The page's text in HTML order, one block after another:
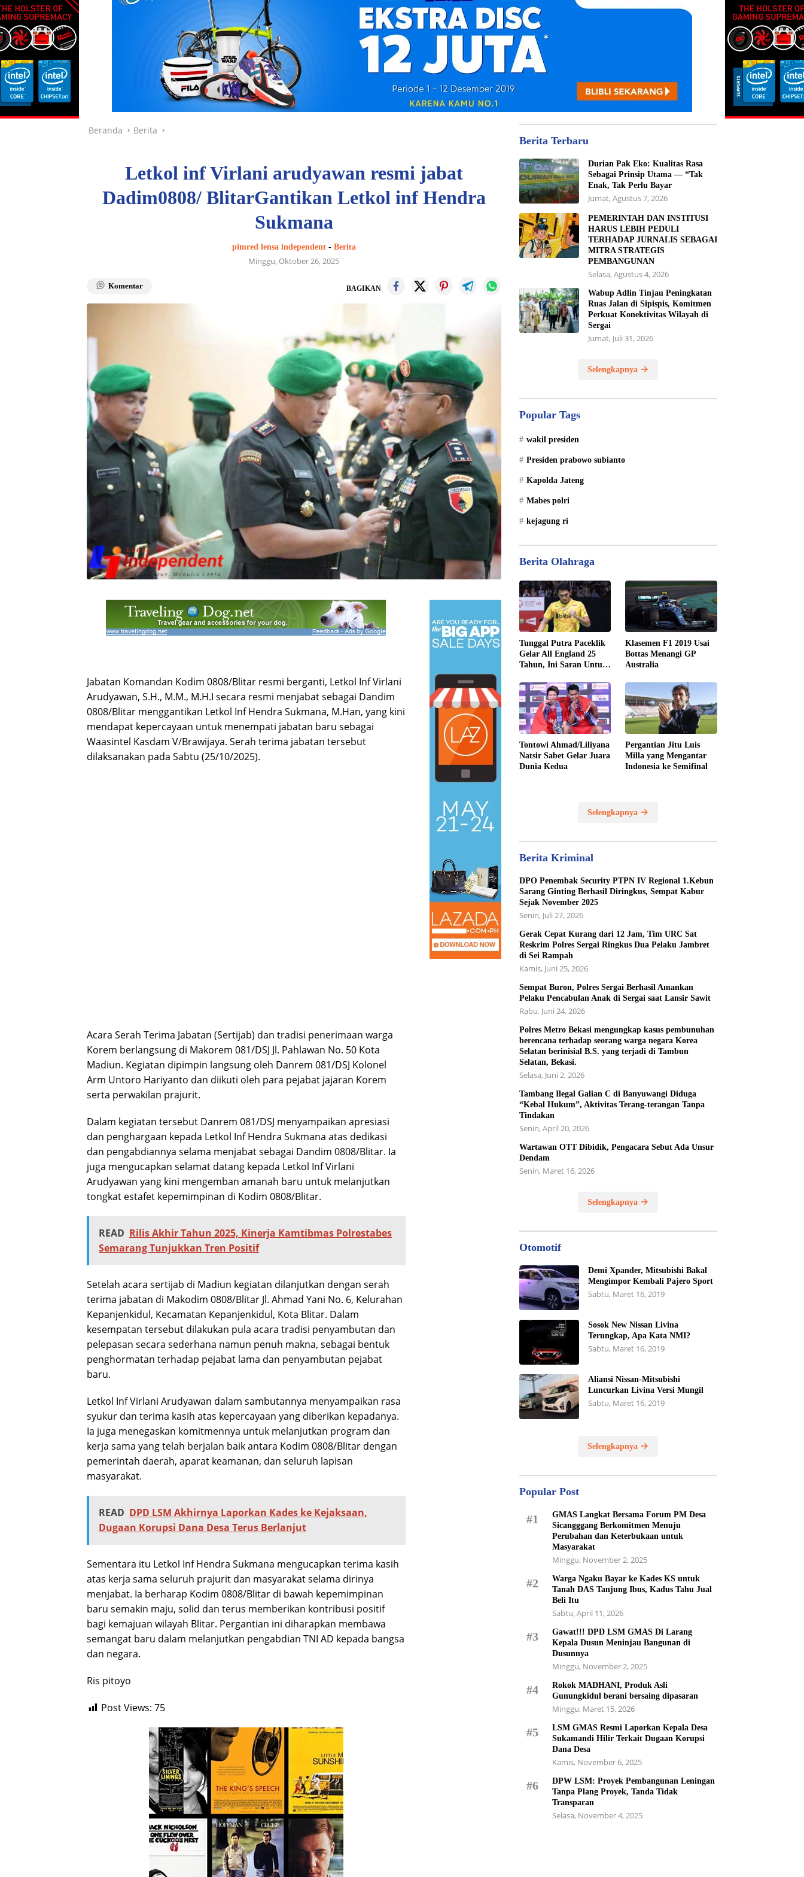
Beranda Berita
Letkol inf Virlani arudyawan resmi jabat
Dadim0808/ BlitarGantikan Letkol inf Hendra
Sukmana
pimred lensa independent- Berita
Minggu, Oktober 26, 2025
Komentar BAGIKAN
Jabatan Komandan Kodim 0808/Blitar resmi berganti, Letkol Inf Virlani
Arudyawan, S.H., M.M., M.H.I secara resmi menjabat sebagai Dandim
0808/Blitar menggantikan Letkol Inf Hendra Sukmana, M.Han, yang kini
mendapat kepercayaan untuk menempati jabatan baru sebagai
Waasintel Kasdam V/Brawijaya. Serah terima jabatan tersebut
dilaksanakan pada Sabtu (25/10/2025).
Acara Serah Terima Jabatan (Sertijab) dan tradisi penerimaan warga
Korem berlangsung di Makorem 081/DSJ Jl. Pahlawan No. 50 Kota
Madiun. Kegiatan dipimpin langsung oleh Danrem 081/DSJ Kolonel
Arm Untoro Hariyanto dan diikuti oleh para pejabat jajaran Korem
serta perwakilan prajurit.
Dalam kegiatan tersebut Danrem 081/DSJ menyampaikan apresiasi
dan penghargaan kepada Letkol Inf Hendra Sukmana atas dedikasi
dan pengabdiannya selama menjabat sebagai Dandim 0808/Blitar. Ia
juga mengucapkan selamat datang kepada Letkol Inf Virlani
Arudyawan yang kini mengemban amanah baru untuk melanjutkan
tongkat estafet kepemimpinan di Kodim 0808/Blitar.
READ Rilis Akhir Tahun 2025, Kinerja Kamtibmas Polrestabes
Semarang Tunjukkan Tren Positif
Setelah acara sertijab di Madiun kegiatan dilanjutkan dengan serah
terima jabatan di Makodim 0808/Blitar Jl. Ahmad Yani No. 6, Kelurahan
Kepanjenkidul, Kecamatan Kepanjenkidul, Kota Blitar. Dalam
kesempatan tersebut dilakukan pula acara tradisi penyambutan dan
pelepasan secara sederhana namun penuh makna, sebagai bentuk
penghormatan terhadap pejabat lama dan penyambutan pejabat
baru.
Letkol Inf Virlani Arudyawan dalam sambutannya menyampaikan rasa
syukur dan terima kasih atas kepercayaan yang diberikan kepadanya.
Ia juga menegaskan komitmennya untuk melanjutkan program dan
kerja sama yang telah berjalan baik antara Kodim 0808/Blitar dengan
pemerintah daerah, aparat keamanan, dan seluruh lapisan
masyarakat.
READ DPD LSM Akhirnya Laporkan Kades ke Kejaksaan,
Dugaan Korupsi Dana Desa Terus Berlanjut
Sementara itu Letkol Inf Hendra Sukmana mengucapkan terima kasih
atas kerja sama seluruh prajurit dan masyarakat selama dirinya
menjabat. Ia berharap Kodim 0808/Blitar di bawah kepemimpinan
baru semakin maju, solid dan terus memberikan kontribusi positif
bagi kemajuan wilayah Blitar. Pergantian ini diharapkan membawa
semangat baru dalam melanjutkan pengabdian TNI AD kepada bangsa
dan negara.
Ris pitoyo
Post Views: 75
Berita Terbaru
Durian Pak Eko: Kualitas Rasa
Sebagai Prinsip Utama — “Tak
Enak, Tak Perlu Bayar
Jumat, Agustus 7, 2026
PEMERINTAH DAN INSTITUSI
HARUS LEBIH PEDULI
TERHADAP JURNALIS SEBAGAI
MITRA STRATEGIS
PEMBANGUNAN
Selasa, Agustus 4, 2026
Wabup Adlin Tinjau Peningkatan
Ruas Jalan di Sipispis, Komitmen
Perkuat Konektivitas Wilayah di
Sergai
Jumat, Juli 31, 2026
Selengkapnya
Popular Tags
wakil presiden
Presiden prabowo subianto
Kapolda Jateng
Mabes polri
kejagung ri
Berita Olahraga
Tunggal Putra Paceklik
Gelar All England 25
Tahun, Ini Saran Untuk
Klasemen F1 2019 Usai
Bottas Menangi GP
Australia
Tontowi Ahmad/Liliyana
Natsir Sabet Gelar Juara
Dunia Kedua
Pergantian Jitu Luis
Milla yang Mengantar
Indonesia ke Semifinal
Selengkapnya
Berita Kriminal
DPO Penembak Security PTPN IV Regional 1.Kebun
Sarang Ginting Berhasil Diringkus, Sempat Kabur
Sejak November 2025
Senin, Juli 27, 2026
Gerak Cepat Kurang dari 12 Jam, Tim URC Sat
Reskrim Polres Sergai Ringkus Dua Pelaku Jambret
di Sei Rampah
Kamis, Juni 25, 2026
Sempat Buron, Polres Sergai Berhasil Amankan
Pelaku Pencabulan Anak di Sergai saat Lansir Sawit
Rabu, Juni 24, 2026
Polres Metro Bekasi mengungkap kasus pembunuhan
berencana terhadap seorang warga negara Korea
Selatan berinisial B.S. yang terjadi di Tambun
Selatan, Bekasi.
Selasa, Juni 2, 2026
Tambang Ilegal Galian C di Banyuwangi Diduga
“Kebal Hukum”, Aktivitas Terang-terangan Tanpa
Tindakan
Senin, April 20, 2026
Wartawan OTT Dibidik, Pengacara Sebut Ada Unsur
Dendam
Senin, Maret 16, 2026
Selengkapnya
Otomotif
Demi Xpander, Mitsubishi Bakal
Mengimpor Kembali Pajero Sport
Sabtu, Maret 16, 2019
Sosok New Nissan Livina
Terungkap, Apa Kata NMI?
Sabtu, Maret 16, 2019
Aliansi Nissan-Mitsubishi
Luncurkan Livina Versi Mungil
Sabtu, Maret 16, 2019
Selengkapnya
Popular Post
#1
GMAS Langkat Bersama Forum PM Desa
Sicangggang Berkomitmen Menuju
Perubahan dan Keterbukaan untuk
Masyarakat
Minggu, November 2, 2025
#2
Warga Ngaku Bayar ke Kades KS untuk
Tanah DAS Tanjung Ibus, Kadus Tahu Jual
Beli Itu
Sabtu, April 11, 2026
#3
Gawat!!! DPD LSM GMAS Di Larang
Kepala Dusun Meninjau Bangunan di
Dusunnya
Minggu, November 2, 2025
#4
Rokok MADHANI, Produk Asli
Gunungkidul berani bersaing dipasaran
Minggu, Maret 15, 2026
#5
LSM GMAS Resmi Laporkan Kepala Desa
Sukamandi Hilir Terkait Dugaan Korupsi
Dana Desa
Kamis, November 6, 2025
#6
DPW LSM: Proyek Pembangunan Leningan
Tanpa Plang Proyek, Tanda Tidak
Transparan
Selasa, November 4, 2025